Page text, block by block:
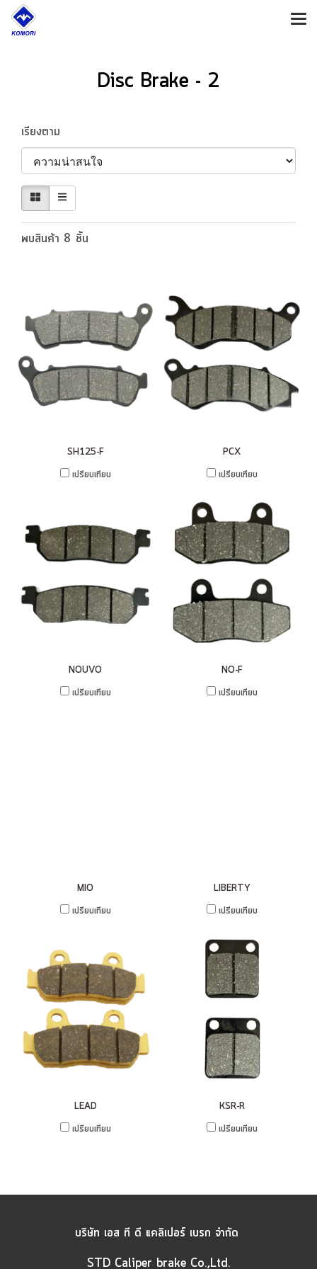
Disc Brake - 2
เรียงตาม
พบสินค้า 8 ชิ้น
SH125-F
เปรียบเทียบ
PCX
เปรียบเทียบ
NOUVO
เปรียบเทียบ
NO-F
เปรียบเทียบ
MIO
เปรียบเทียบ
LIBERTY
เปรียบเทียบ
LEAD
เปรียบเทียบ
KSR-R
เปรียบเทียบ
บริษัท เอส ที ดี แคลิเปอร์ เบรก จำกัด
STD Caliper brake Co.,Ltd.